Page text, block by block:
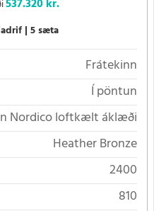
537.320 kr.
5 sæta
Frátekinn
Í pöntun
Nordico loftkælt áklæði
Heather Bronze
2400
810